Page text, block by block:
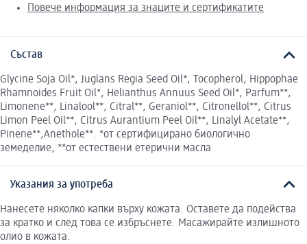
Повече информация за знаците и сертификатите
Състав
Glycine Soja Oil*, Juglans Regia Seed Oil*, Tocopherol, Hippophae
Rhamnoides Fruit Oil*, Helianthus Annuus Seed Oil*, Parfum**,
Limonene**, Linalool**, Citral**, Geraniol**, Citronellol**, Citrus
Limon Peel Oil**, Citrus Aurantium Peel Oil**, Linalyl Acetate**,
Pinene**,Anethole**. *от сертифицирано биологично
земеделие, **от естествени етерични масла
Указания за употреба
Нанесете няколко капки върху кожата. Оставете да подейства
за кратко и след това се избръснете. Масажирайте излишното
олио в кожата.